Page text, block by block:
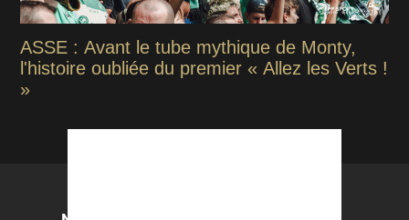
ASSE : Avant le tube mythique de Monty,
l'histoire oubliée du premier « Allez les Verts !
»